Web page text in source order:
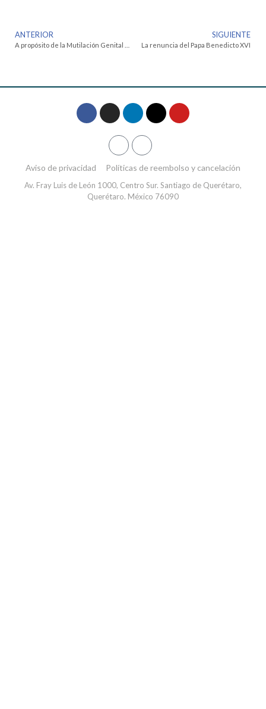
ANTERIOR SIGUIENTE
La renuncia del Papa Benedicto XVI
Aviso de privacidad Políticas de reembolso y cancelación
Av. Fray Luis de León 1000, Centro Sur. Santiago de Querétaro,
Querétaro. México 76090